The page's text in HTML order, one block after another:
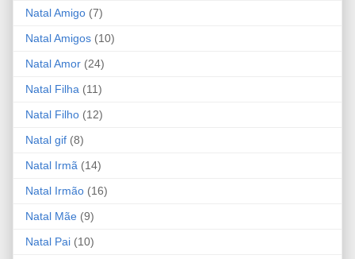
Natal Amigo (7)
Natal Amigos (10)
Natal Amor (24)
Natal Filha (11)
Natal Filho (12)
Natal gif (8)
Natal Irmã (14)
Natal Irmão (16)
Natal Mãe (9)
Natal Pai (10)